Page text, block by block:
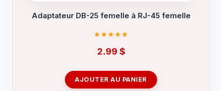
Adaptateur DB-25 femelle à RJ-45 femelle
2.99 $
AJOUTER AU PANIER